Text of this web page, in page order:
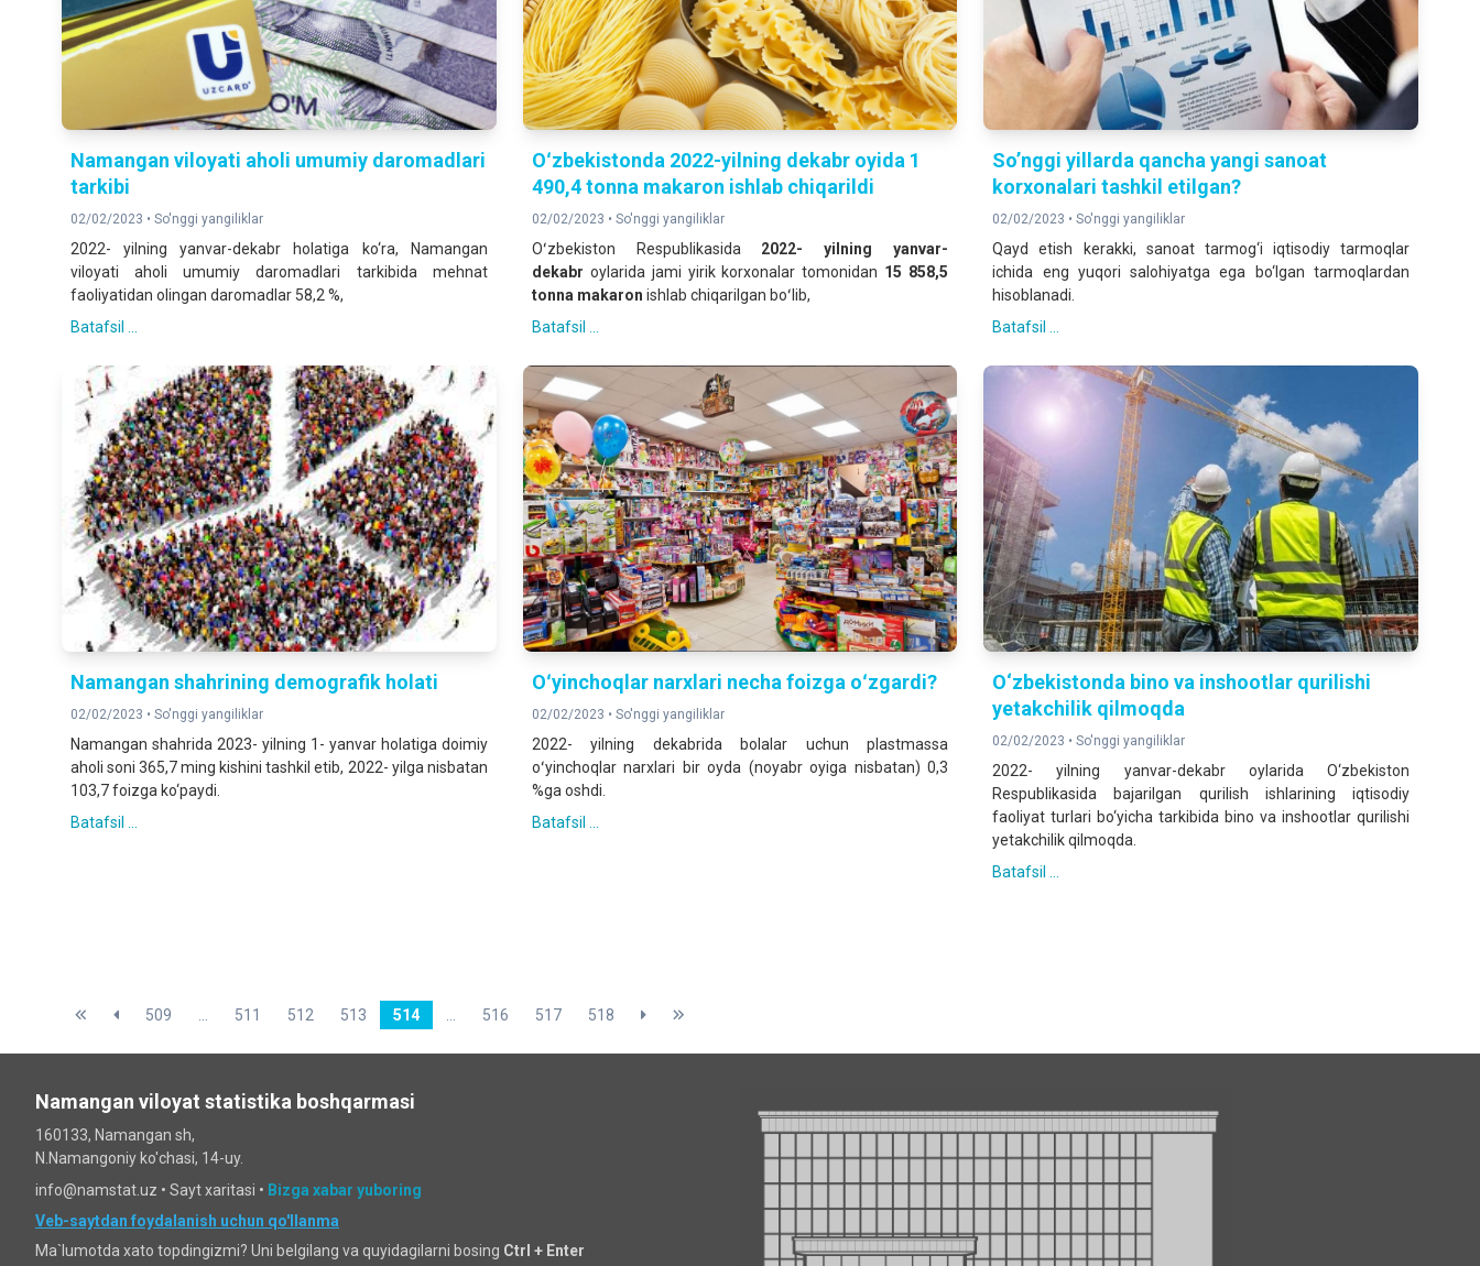
Namangan viloyati aholi umumiy daromadlari
tarkibi
02/02/2023 • So'nggi yangiliklar
2022- yilning yanvar-dekabr holatiga ko‘ra, Namangan
viloyati aholi umumiy daromadlari tarkibida mehnat
faoliyatidan olingan daromadlar 58,2 %,
Batafsil ...
Oʻzbekistonda 2022-yilning dekabr oyida 1
490,4 tonna makaron ishlab chiqarildi
02/02/2023 • So'nggi yangiliklar
Oʻzbekiston Respublikasida 2022- yilning
yanvar-
dekabr oylarida jami yirik korxonalar tomonidan 15 858,5
tonna makaron ishlab chiqarilgan boʻlib,
Batafsil ...
So’nggi yillarda qancha yangi sanoat
korxonalari tashkil etilgan?
02/02/2023 •So'nggi yangiliklar
Qayd etish kerakki, sanoat tarmog‘i iqtisodiy tarmoqlar
ichida eng yuqori salohiyatga ega bo‘lgan tarmoqlardan
hisoblanadi.
Batafsil ...
Namangan shahrining demografik holati
02/02/2023 • So'nggi yangiliklar
Namangan shahrida 2023- yilning 1- yanvar holatiga doimiy
aholi soni 365,7 ming kishini tashkil etib, 2022- yilga nisbatan
103,7 foizga ko‘paydi.
Batafsil ...
Oʻyinchoqlar narxlari necha foizga oʻzgardi?
02/02/2023 • So'nggi yangiliklar
2022- yilning dekabrida bolalar uchun plastmassa
oʻyinchoqlar narxlari bir oyda (noyabr oyiga nisbatan) 0,3
%ga oshdi.
Batafsil ...
O‘zbekistonda bino va inshootlar qurilishi
yetakchilik qilmoqda
02/02/2023 •So'nggi yangiliklar
2022- yilning yanvar-dekabr oylarida O‘zbekiston
Respublikasida bajarilgan qurilish ishlarining iqtisodiy
faoliyat turlari bo‘yicha tarkibida bino va inshootlar qurilishi
yetakchilik qilmoqda.
Batafsil ...
509 ... 511 512 513 514 ... 516 517 518
Namangan viloyat statistika boshqarmasi
160133, Namangan sh,
N.Namangoniy ko'chasi, 14-uy.
info@namstat.uz • Sayt xaritasi • Bizga xabar yuboring
Veb-saytdan foydalanish uchun qo'llanma
Ma`lumotda xato topdingizmi? Uni belgilang va quyidagilarni bosing Ctrl + Enter